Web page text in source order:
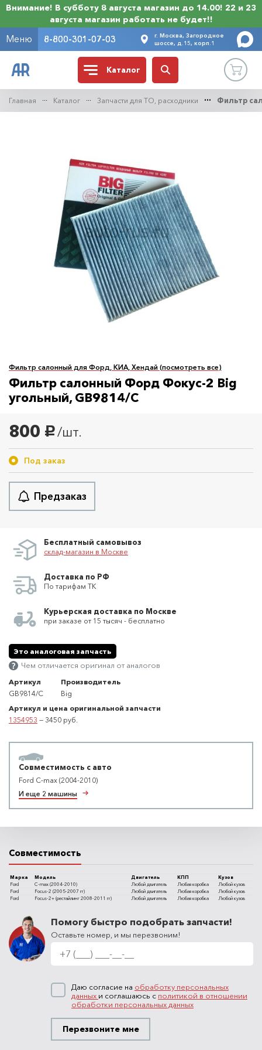
Внимание! В субботу 8 августа магазин до 14.00! 22 и 23
августа магазин работать не будет!!
Меню 8-800-301-07-03
г. Москва, Загородное
шоссе, д.15, корп.1
Каталог
Главная Каталог Запчасти для ТО, расходники Фильтр
Фильтр салонный для Форд, КИА, Хендай (посмотреть все)
Фильтр салонный Форд Фокус-2 Big
угольный, GB9814/C
800 руб. /шт.
Под заказ
Предзаказ
Бесплатный самовывоз
склад-магазин в Москве
Доставка по РФ
По тарифам ТК
Курьерская доставка по Москве
при заказе от 15 тысяч - бесплатно
Это аналоговая запчасть
Чем отличается оригинал от аналогов
Артикул
GB9814/C
Производитель
Big
Артикул и цена оригинальной запчасти
1354953 — 3450 руб.
Совместимость с авто
Ford C-max (2004-2010)
И еще 2 машины
Совместимость
Марка Модель Двигатель КПП
Кузов
Ford
C-max (2004-2010) Любой двигатель Любая коробка
Любой кузов
Ford
Focus-2 (2005-2007 гг) Любой двигатель Любая коробка
Любой кузов
Ford
Focus-2+ (рестайлинг 2008-2011 гг) Любой двигатель Любая коробка Любой кузов
Помогу быстро подобрать запчасти!
Оставьте номер, и мы перезвоним!
Даю согласие на обработку персональных
данных и соглашаюсь с политикой в отношении
обработки персональных данных
Перезвоните мне